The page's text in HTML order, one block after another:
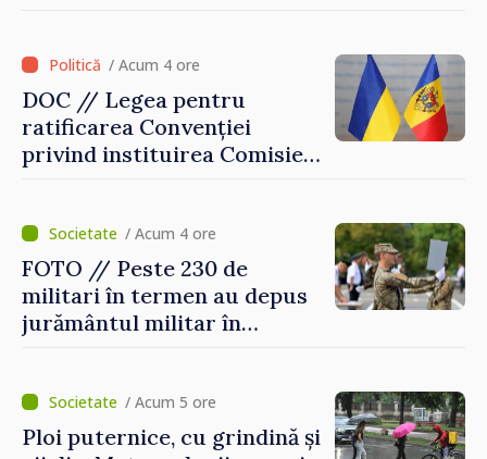
/ Acum 4 ore
DOC // Legea pentru
ratificarea Convenției
privind instituirea Comisiei
Monitorul Oficial
/ Acum 4 ore
FOTO // Peste 230 de
militari în termen au depus
jurământul militar în
/ Acum 5 ore
Ploi puternice, cu grindină și